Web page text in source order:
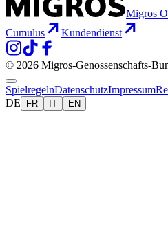
Migros
Cumulus
Kundendienst
© 2026 Migros-Genossenschafts-
SpielregelnDatenschutzImpressum
DE
FR IT EN